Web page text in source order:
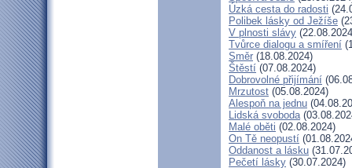
Úzká cesta do radosti
Polibek lásky od Ježíše
V plnosti slávy
Tvůrce dialogu a smíření
Směr (18.08.2024)
Štěstí (07.08.2024)
Dobrovolné přijímání
Mrzutost (05.08.2024)
Alespoň na jednu
Lidská svoboda
Malé oběti (02.08.2024)
On Tě neopustí
Oddanost a lásku
Pečetí lásky (30.07.2024)